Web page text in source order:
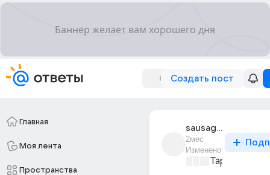
Создать пост
Главная
Моя лента
Пространства
sausage_0462
2мес
Изменено
Тарелка ЗОЖ